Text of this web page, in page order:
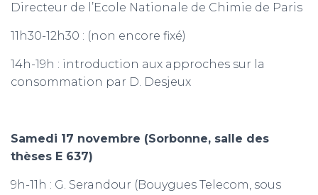
Directeur de l’Ecole Nationale de Chimie de Paris
11h30-12h30 : (non encore fixé)
14h-19h : introduction aux approches sur la
consommation par D. Desjeux
Samedi 17 novembre (Sorbonne, salle des
thèses E 637)
9h-11h : G. Serandour (Bouygues Telecom, sous